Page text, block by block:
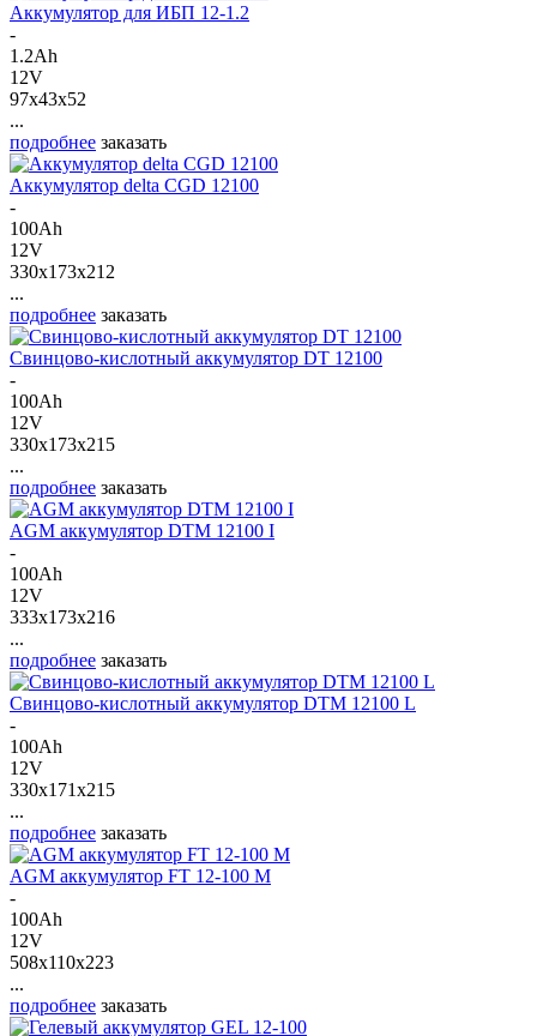
Аккумулятор для ИБП 12-1.2
-
1.2Ah
12V
97x43x52
...
подробнее заказать
Аккумулятор delta CGD 12100
-
100Ah
12V
330x173x212
...
подробнее заказать
Свинцово-кислотный аккумулятор DT 12100
-
100Ah
12V
330x173x215
...
подробнее заказать
AGM аккумулятор DTM 12100 I
-
100Ah
12V
333x173x216
...
подробнее заказать
Свинцово-кислотный аккумулятор DTM 12100 L
-
100Ah
12V
330x171x215
...
подробнее заказать
AGM аккумулятор FT 12-100 M
-
100Ah
12V
508x110x223
...
подробнее заказать